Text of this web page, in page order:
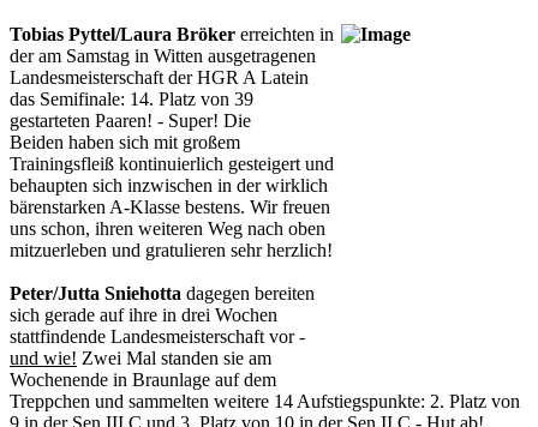
Tobias Pyttel/Laura Bröker erreichten in
der am Samstag in Witten ausgetragenen
Landesmeisterschaft der HGR A Latein
das Semifinale: 14. Platz von 39
gestarteten Paaren! - Super! Die
Beiden haben sich mit großem
Trainingsfleiß kontinuierlich gesteigert und
behaupten sich inzwischen in der wirklich
bärenstarken A-Klasse bestens. Wir freuen
uns schon, ihren weiteren Weg nach oben
mitzuerleben und gratulieren sehr herzlich!
Peter/Jutta Sniehotta dagegen bereiten
sich gerade auf ihre in drei Wochen
stattfindende Landesmeisterschaft vor -
und wie! Zwei Mal standen sie am
Wochenende in Braunlage auf dem
Treppchen und sammelten weitere 14 Aufstiegspunkte: 2. Platz von
9 in der Sen III C und 3. Platz von 10 in der Sen II C - Hut ab!